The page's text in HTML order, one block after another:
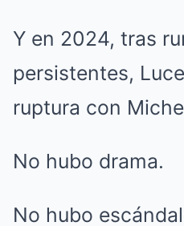
Y en 2024, tras
persistentes,
ruptura con
No hubo drama.
No hubo